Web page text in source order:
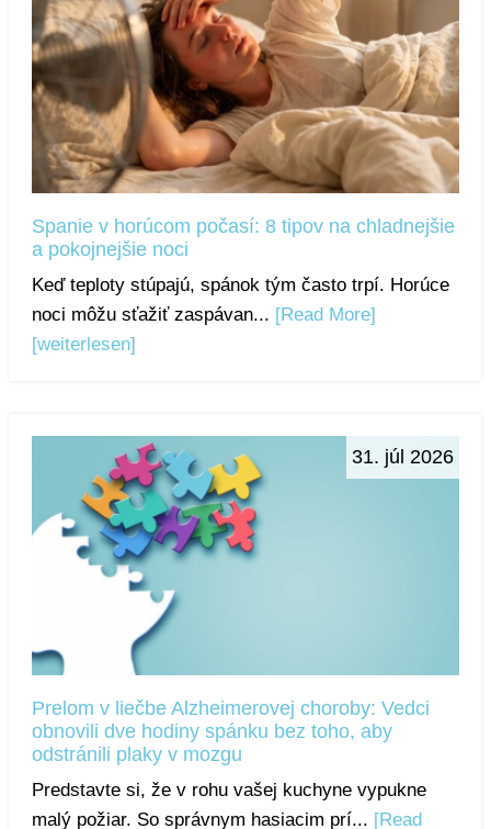
Spanie v horúcom počasí: 8 tipov na chladnejšie
a pokojnejšie noci
Keď teploty stúpajú, spánok tým často trpí. Horúce
noci môžu sťažiť zaspávan... [Read More]
[weiterlesen]
31. júl 2026
Prelom v liečbe Alzheimerovej choroby: Vedci
obnovili dve hodiny spánku bez toho, aby
odstránili plaky v mozgu
Predstavte si, že v rohu vašej kuchyne vypukne
malý požiar. So správnym hasiacim prí... [Read